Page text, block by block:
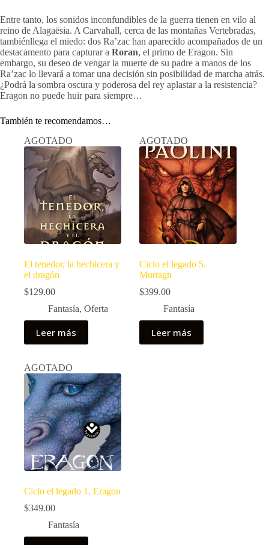
Entre tanto, los sonidos inconfundibles de la guerra tienen en vilo al
reino de Alagaësia. A Carvahall, cerca de las montañas Vertebradas,
tambiénllega el miedo: dos Ra’zac han aparecido acompañados de un
destacamento para capturar a Roran, el primo de Eragon. Sin
embargo, su deseo de vengar la muerte de su padre a manos de los
Ra’zac lo llevará a tomar una decisión sin posibilidad de marcha atrás.
¿Podrá la sombra oscura y poderosa del rey aplastar a la resistencia?
Eragon no puede huir para siempre…
También te recomendamos…
AGOTADO
El tenedor, la hechicera y
el dragón
$129.00
Fantasía, Oferta
Leer más
AGOTADO
Ciclo el legado 5.
Murtagh
$399.00
Fantasía
Leer más
AGOTADO
Ciclo el legado 1. Eragon
$349.00
Fantasía